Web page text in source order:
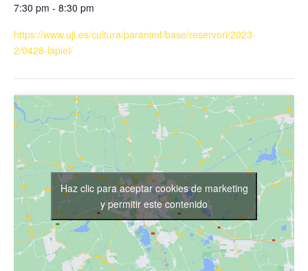
7:30 pm - 8:30 pm
https://www.uji.es/cultura/paranimf/base/reservori/2023-
2/0428-lapiel/
Haz clic para aceptar cookies de marketing
y permitir este contenido